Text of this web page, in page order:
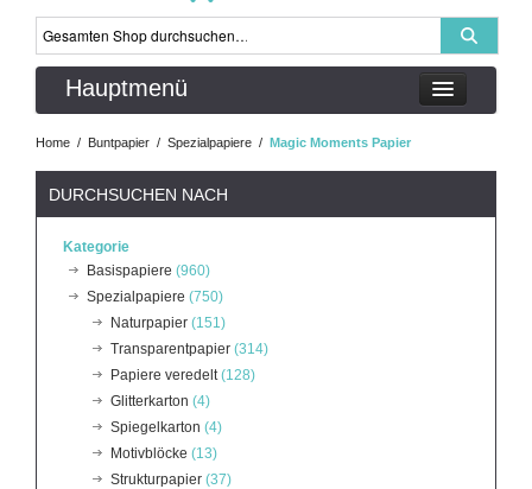
Hauptmenü
Home / Buntpapier / Spezialpapiere / Magic Moments Papier
DURCHSUCHEN NACH
Kategorie
Basispapiere (960)
Spezialpapiere (750)
Naturpapier (151)
Transparentpapier (314)
Papiere veredelt(128)
Glitterkarton (4)
Spiegelkarton (4)
Motivblöcke (13)
Strukturpapier (37)